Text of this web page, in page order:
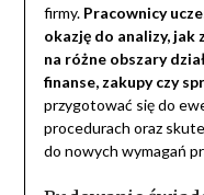
firmy. Pracownicy
okazję do analizy, jak
na różne obszary
finanse, zakupy czy
przygotować się do
procedurach oraz
do nowych wymagań